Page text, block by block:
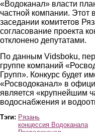
«Водоканал» власти
частной компании. Этот
заседании комитетов
согласование проекта
отклонено депутатами.
По данным Vidsboku,
группе компаний
Групп». Конкурс будет
«Росводоканал» в
является «крупнейшим
водоснабжения и
Тэги: Рязань
концессия Водоканала